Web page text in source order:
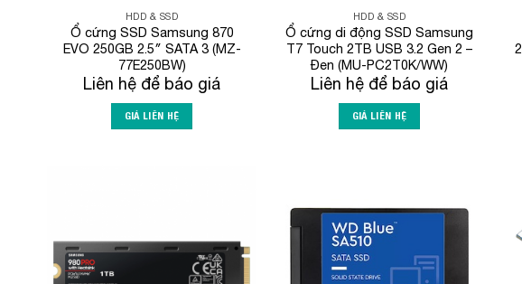
HDD & SSD
Ổ cứng SSD Samsung 870
EVO 250GB 2.5″ SATA 3 (MZ-
77E250BW)
Liên hệ để báo giá
GIÁ LIÊN HỆ
HDD & SSD
Ổ cứng di động SSD Samsung
T7 Touch 2TB USB 3.2 Gen 2 –
Đen (MU-PC2T0K/WW)
Liên hệ để báo giá
GIÁ LIÊN HỆ
Add to